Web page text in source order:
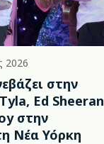
2026
στην
Ed Sheeran
στην
Νέα Υόρκη